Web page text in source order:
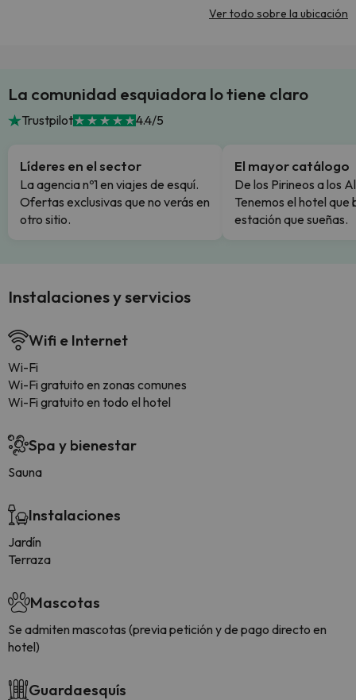
Ver todo sobre la ubicación
La comunidad esquiadora lo tiene claro
Trustpilot 4.4/5
Líderes en el sector
La agencia nº1 en viajes de esquí.
Ofertas exclusivas que no verás en
otro sitio.
El mayor catálogo
De los Pirineos a los
Tenemos el hotel que
estación que sueñas.
Instalaciones y servicios
Wifi e Internet
Wi-Fi
Wi-Fi gratuito en zonas comunes
Wi-Fi gratuito en todo el hotel
Spa y bienestar
Sauna
Instalaciones
Jardín
Terraza
Mascotas
Se admiten mascotas (previa petición y de pago directo en
hotel)
Guardaesquís